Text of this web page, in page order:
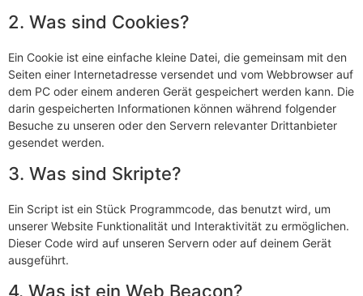
2. Was sind Cookies?
Ein Cookie ist eine einfache kleine Datei, die gemeinsam mit den
Seiten einer Internetadresse versendet und vom Webbrowser auf
dem PC oder einem anderen Gerät gespeichert werden kann. Die
darin gespeicherten Informationen können während folgender
Besuche zu unseren oder den Servern relevanter Drittanbieter
gesendet werden.
3. Was sind Skripte?
Ein Script ist ein Stück Programmcode, das benutzt wird, um
unserer Website Funktionalität und Interaktivität zu ermöglichen.
Dieser Code wird auf unseren Servern oder auf deinem Gerät
ausgeführt.
4. Was ist ein Web Beacon?